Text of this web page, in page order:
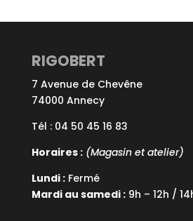
RIGOBERT
7 Avenue de Chevêne
74000 Annecy
Tél : 04 50 45 16 83
Horaires :(Magasin et atelier)
Lundi :Fermé
Mardi au samedi :9h – 12h /